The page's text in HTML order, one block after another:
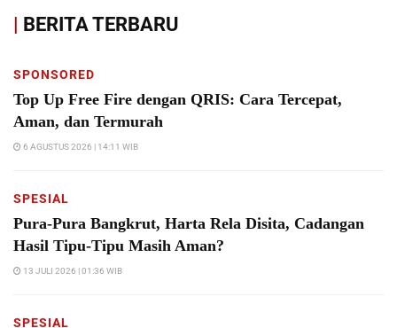
| BERITA TERBARU
SPONSORED
Top Up Free Fire dengan QRIS: Cara Tercepat,
Aman, dan Termurah
6 AGUSTUS 2026 | 14:11 WIB
SPESIAL
Pura-Pura Bangkrut, Harta Rela Disita, Cadangan
Hasil Tipu-Tipu Masih Aman?
13 JULI 2026 | 01:36 WIB
SPESIAL